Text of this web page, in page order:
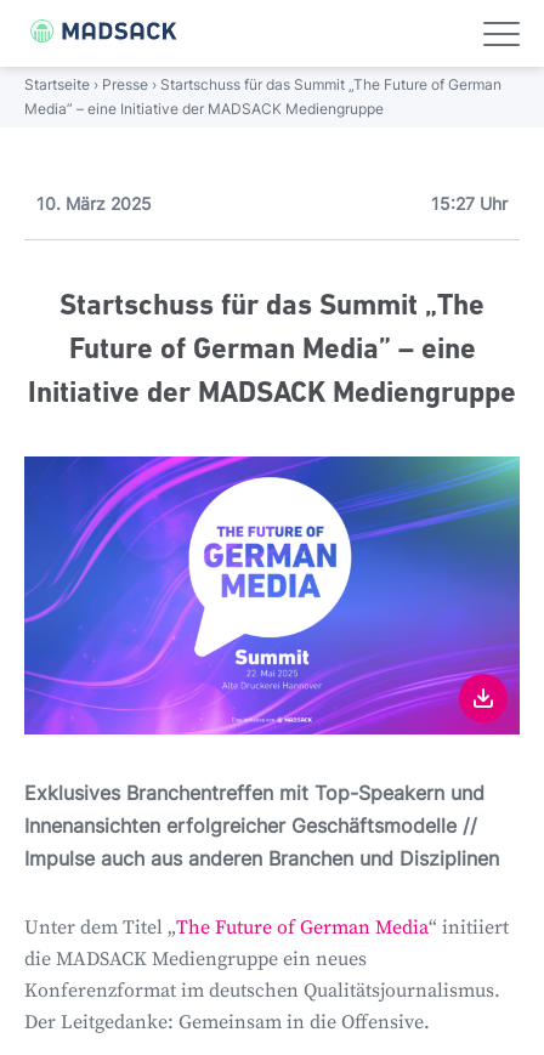
Startseite › Presse › Startschuss für das Summit „The Future of German
Media” – eine Initiative der MADSACK Mediengruppe
10. März 2025 15:27 Uhr
Startschuss für das Summit „The
Future of German Media” – eine
Initiative der MADSACK Mediengruppe
Exklusives Branchentreffen mit Top-Speakern und
Innenansichten erfolgreicher Geschäftsmodelle //
Impulse auch aus anderen Branchen und Disziplinen
Unter dem Titel „The Future of German Media“ initiiert
die MADSACK Mediengruppe ein neues
Konferenzformat im deutschen Qualitätsjournalismus.
Der Leitgedanke: Gemeinsam in die Offensive.
UNTERNEHMEN
Unternehmen
ÜBER UNS
Über uns
Wissenswertes
Management
Geschichte
Verantwortung
Standorte
PORTFOLIO
Portfolio
Digitale Weitsicht
Regional verwurzelt
Nationale Größe
Gebündelte Kompetenz
Karriere
PRESSE
Presse
Presse-Bilder
Linkedin